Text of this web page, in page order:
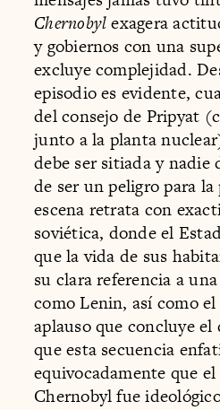
Chernobylexagera
y gobiernos con una
excluye complejidad.
episodio es evidente,
del consejo de Pripyat
junto a la planta
debe ser sitiada y nadie
de ser un peligro para
escena retrata con
soviética, donde el
que la vida de sus
su clara referencia a
como Lenin, así como
aplauso que concluye
que esta secuencia
equivocadamente que
Chernobyl fue